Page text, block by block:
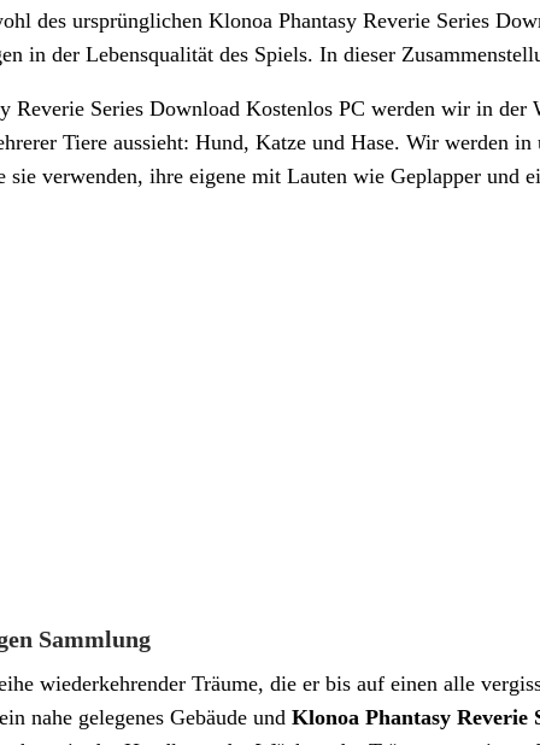
des ursprünglichen Klonoa Phantasy Reverie Series
in der Lebensqualität des Spiels. In dieser
Reverie Series Download Kostenlos PC werden wir in
Tiere aussieht: Hund, Katze und Hase. Wir werden
sie verwenden, ihre eigene mit Lauten wie Geplapper und
Sammlung
wiederkehrender Träume, die er bis auf einen alle
nahe gelegenes Gebäude und Klonoa Phantasy Reverie